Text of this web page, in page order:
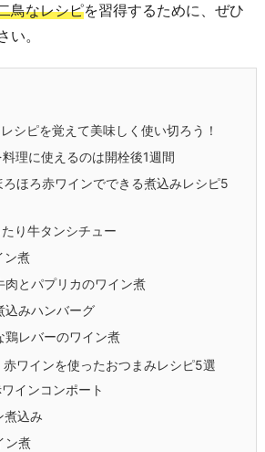
鳥なレシピを習得するために、ぜひ
。
シピを覚えて美味しく使い切ろう！
理に使えるのは開栓後1週間
ろほろ赤ワインでできる煮込みレシピ5
り牛タンシチュー
ン煮
肉とパプリカのワイン煮
込みハンバーグ
鶏レバーのワイン煮
赤ワインを使ったおつまみレシピ5選
インコンポート
煮込み
ン煮